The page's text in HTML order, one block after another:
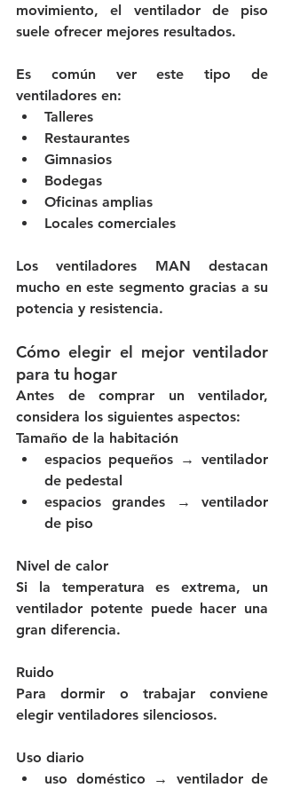
movimiento, el ventilador de piso
suele ofrecer mejores resultados.
Es común ver este tipo de
ventiladores en:
Talleres
Restaurantes
Gimnasios
Bodegas
Oficinas amplias
Locales comerciales
Los ventiladores MAN destacan
mucho en este segmento gracias a su
potencia y resistencia.
Cómo elegir el mejor ventilador
para tu hogar
Antes de comprar un ventilador,
considera los siguientes aspectos:
Tamaño de la habitación
espacios pequeños → ventilador
de pedestal
espacios grandes → ventilador
de piso
Nivel de calor
Si la temperatura es extrema, un
ventilador potente puede hacer una
gran diferencia.
Ruido
Para dormir o trabajar conviene
elegir ventiladores silenciosos.
Uso diario
uso doméstico → ventilador de